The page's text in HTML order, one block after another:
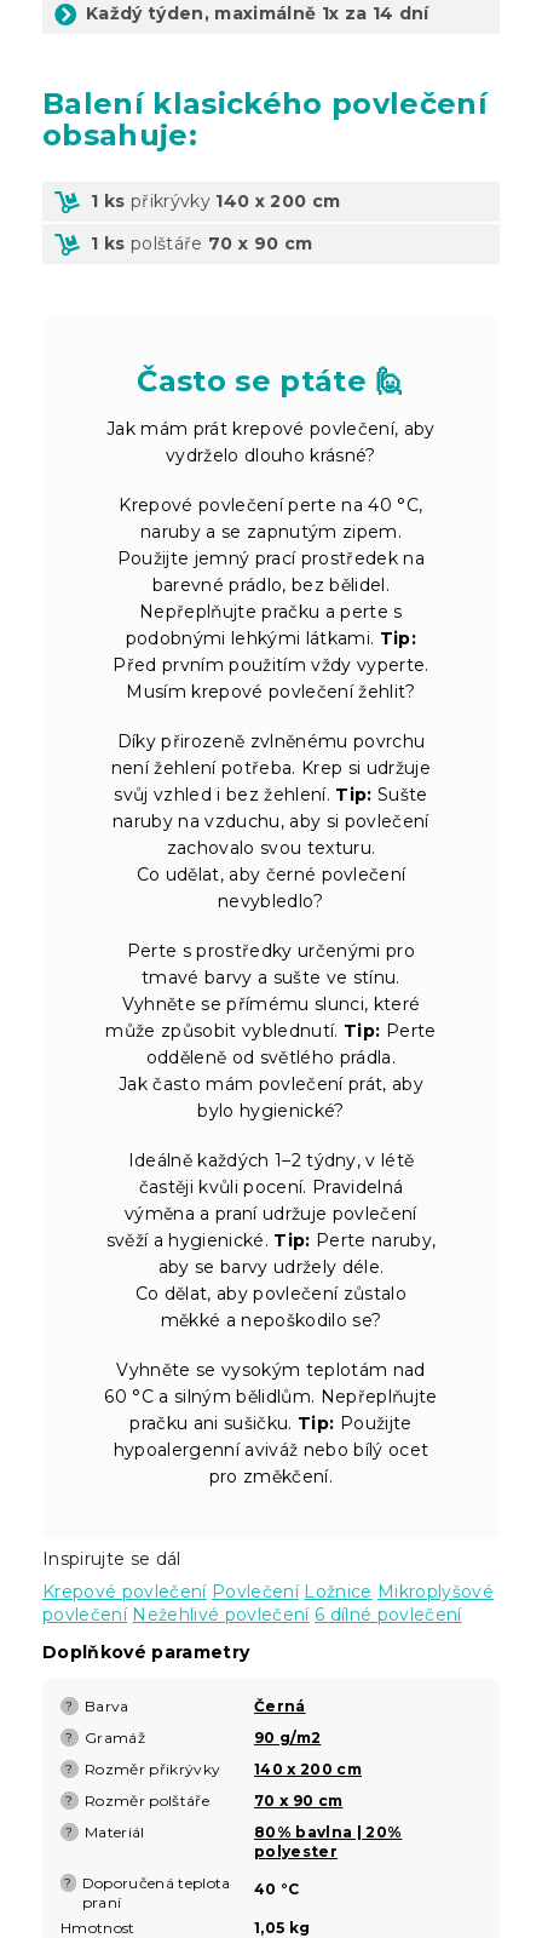
Každý týden, maximálně 1x za 14 dní
Baleníklasického povlečení
obsahuje:
1 ks přikrývky 140 x 200 cm
1 ks polštáře 70 x 90 cm
Často se ptáte 🙋
Jak mám prát krepové povlečení, aby
vydrželo dlouho krásné?
Krepové povlečení perte na 40 °C,
naruby a se zapnutým zipem.
Použijte jemný prací prostředek na
barevné prádlo, bez bělidel.
Nepřeplňujte pračku a perte s
podobnými lehkými látkami. Tip:
Před prvním použitím vždy vyperte.
Musím krepové povlečení žehlit?
Díky přirozeně zvlněnému povrchu
není žehlení potřeba. Krep si udržuje
svůj vzhled i bez žehlení. Tip: Sušte
naruby na vzduchu, aby si povlečení
zachovalo svou texturu.
Co udělat, aby černé povlečení
nevybledlo?
Perte s prostředky určenými pro
tmavé barvy a sušte ve stínu.
Vyhněte se přímému slunci, které
může způsobit vyblednutí. Tip: Perte
odděleně od světlého prádla.
Jak často mám povlečení prát, aby
bylo hygienické?
Ideálně každých 1–2 týdny, v létě
častěji kvůli pocení. Pravidelná
výměna a praní udržuje povlečení
svěží a hygienické. Tip: Perte naruby,
aby se barvy udržely déle.
Co dělat, aby povlečení zůstalo
měkké a nepoškodilo se?
Vyhněte se vysokým teplotám nad
60 °C a silným bělidlům. Nepřeplňujte
pračku ani sušičku. Tip: Použijte
hypoalergenní aviváž nebo bílý ocet
pro změkčení.
Inspirujte se dál
Krepové povlečení Povlečení Ložnice Mikroplyšové
povlečení Nežehlivé povlečení 6 dílné povlečení
Doplňkové parametry
? Barva Černá
? Gramáž 90 g/m2
? Rozměr přikrývky 140 x 200 cm
? Rozměr polštáře 70 x 90 cm
? Materiál
80% bavlna | 20%
polyester
?
Doporučená teplota
praní
40 °C
Hmotnost 1,05 kg